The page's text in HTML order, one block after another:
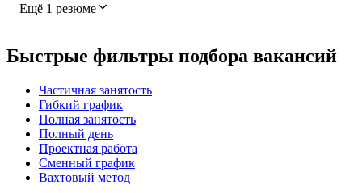
Ещё 1 резюме
Быстрые фильтры подбора вакансий
Частичная занятость
Гибкий график
Полная занятость
Полный день
Проектная работа
Сменный график
Вахтовый метод